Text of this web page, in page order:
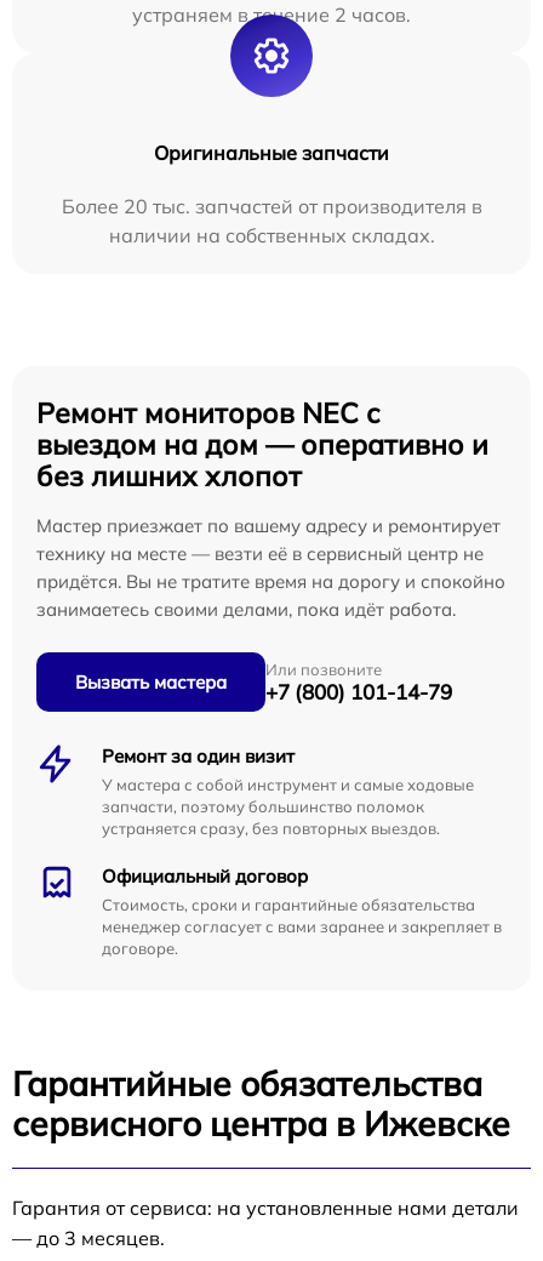
устраняем в течение 2 часов.
Оригинальные запчасти
Более 20 тыс. запчастей от производителя в
наличии на собственных складах.
Ремонт мониторов NEC с
выездом на дом — оперативно и
без лишних хлопот
Мастер приезжает по вашему адресу и ремонтирует
технику на месте — везти её в сервисный центр не
придётся. Вы не тратите время на дорогу и спокойно
занимаетесь своими делами, пока идёт работа.
Вызвать мастера
Или позвоните
+7 (800) 101-14-79
Ремонт за один визит
У мастера с собой инструмент и самые ходовые
запчасти, поэтому большинство поломок
устраняется сразу, без повторных выездов.
Официальный договор
Стоимость, сроки и гарантийные обязательства
менеджер согласует с вами заранее и закрепляет в
договоре.
Гарантийные обязательства
сервисного центра в Ижевске
Гарантия от сервиса: на установленные нами детали
— до 3 месяцев.